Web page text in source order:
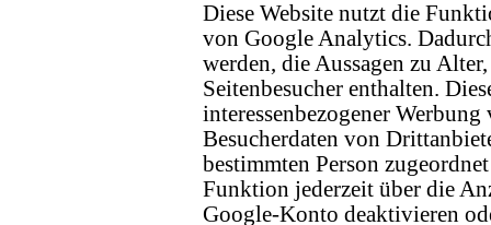
Diese Website nutzt die
von Google Analytics.
werden, die Aussagen zu
Seitenbesucher enthalten.
interessenbezogener
Besucherdaten von
bestimmten Person
Funktion jederzeit über die
Google-Konto deaktivieren